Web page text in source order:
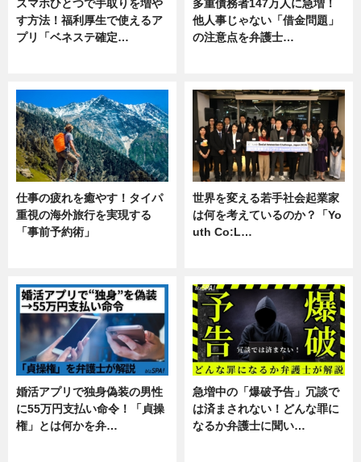
スマホひとつで手取りを増や
す方法！福利厚生で使えるア
プリ「ベネステ確定…
多重債務者147万人に急増！
他人事じゃない「借金問題」
の注意点を弁護士…
仕事の疲れを癒やす！タイパ
重視の海外旅行を実現する
「事前予約術」
世界を変える若手社会起業家
は何を考えているのか？「Yo
uth Co:L…
婚活アプリで独身偽装の男性
に55万円支払い命令！「貞操
権」とは何かを弁…
急増中の「爆破予告」冗談で
は済まされない！どんな罪に
なるか弁護士に聞い…